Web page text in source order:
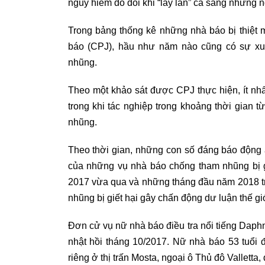
nguy hiểm đó đôi khi “lây lan” cả sang
Trong bảng thống kê những nhà báo bị thiệt
báo (CPJ), hầu như năm nào cũng có sự
nhũng.
Theo một khảo sát được CPJ thực hiện, ít
trong khi tác nghiệp trong khoảng thời gian
nhũng.
Theo thời gian, những con số đáng báo
của những vụ nhà báo chống tham nhũng
2017 vừa qua và những tháng đầu năm 2018
nhũng bị giết hại gây chấn động dư luận thế
Đơn cử vụ nữ nhà báo điều tra nổi tiếng
nhật hồi tháng 10/2017. Nữ nhà báo 53
riêng ở thị trấn Mosta, ngoại ô Thủ đô